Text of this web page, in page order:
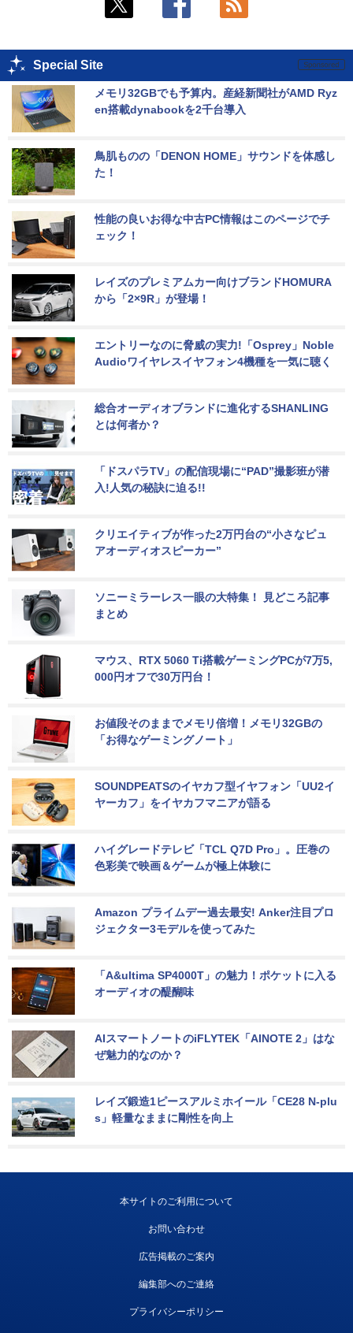
Special Site
メモリ32GBでも予算内。産経新聞社がAMD Ryz
en搭載dynabookを2千台導入
鳥肌ものの「DENON HOME」サウンドを体感し
た！
性能の良いお得な中古PC情報はこのページでチ
ェック！
レイズのプレミアムカー向けブランドHOMURA
から「2×9R」が登場！
エントリーなのに脅威の実力!「Osprey」Noble
Audioワイヤレスイヤフォン4機種を一気に聴く
総合オーディオブランドに進化するSHANLING
とは何者か？
「ドスパラTV」の配信現場に“PAD”撮影班が潜
入!人気の秘訣に迫る!!
クリエイティブが作った2万円台の“小さなピュ
アオーディオスピーカー”
ソニーミラーレス一眼の大特集！ 見どころ記事
まとめ
マウス、RTX 5060 Ti搭載ゲーミングPCが7万5,
000円オフで30万円台！
お値段そのままでメモリ倍増！メモリ32GBの
「お得なゲーミングノート」
SOUNDPEATSのイヤカフ型イヤフォン「UU2イ
ヤーカフ」をイヤカフマニアが語る
ハイグレードテレビ「TCL Q7D Pro」。圧巻の
色彩美で映画＆ゲームが極上体験に
Amazon プライムデー過去最安! Anker注目プロ
ジェクター3モデルを使ってみた
「A&ultima SP4000T」の魅力！ポケットに入る
オーディオの醍醐味
AIスマートノートのiFLYTEK「AINOTE 2」はな
ぜ魅力的なのか？
レイズ鍛造1ピースアルミホイール「CE28 N-plu
s」軽量なままに剛性を向上
本サイトのご利用について
お問い合わせ
広告掲載のご案内
編集部へのご連絡
プライバシーポリシー